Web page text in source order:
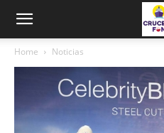
Home Noticias